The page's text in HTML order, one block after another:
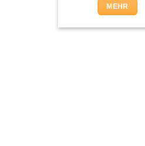
MEHR